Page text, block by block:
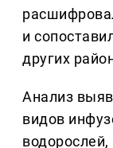
и
других
Анализ
видов